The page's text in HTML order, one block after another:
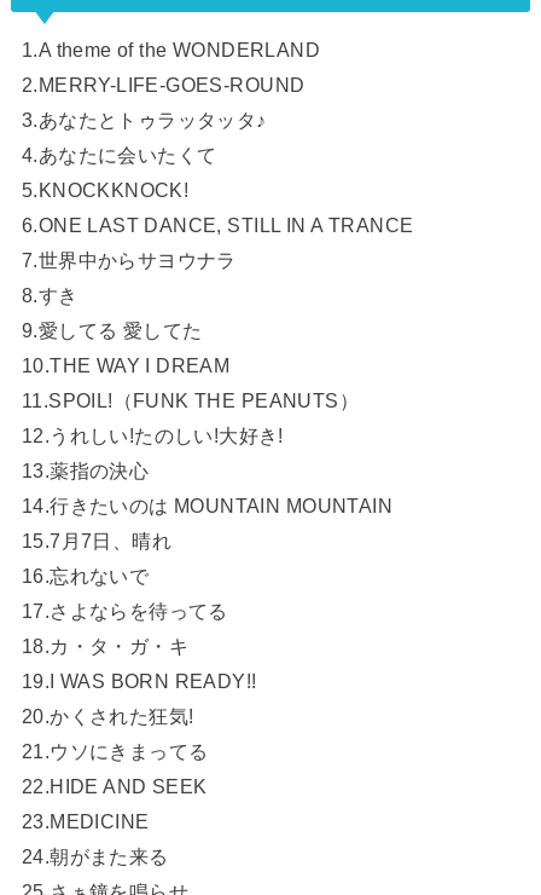
1.A theme of the WONDERLAND
2.MERRY-LIFE-GOES-ROUND
3.あなたとトゥラッタッタ♪
4.あなたに会いたくて
5.KNOCKKNOCK!
6.ONE LAST DANCE, STILL IN A TRANCE
7.世界中からサヨウナラ
8.すき
9.愛してる 愛してた
10.THE WAY I DREAM
11.SPOIL!（FUNK THE PEANUTS）
12.うれしい!たのしい!大好き!
13.薬指の決心
14.行きたいのは MOUNTAIN MOUNTAIN
15.7月7日、晴れ
16.忘れないで
17.さよならを待ってる
18.カ・タ・ガ・キ
19.I WAS BORN READY!!
20.かくされた狂気!
21.ウソにきまってる
22.HIDE AND SEEK
23.MEDICINE
24.朝がまた来る